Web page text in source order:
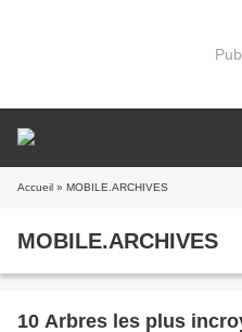
Accueil » MOBILE.ARCHIVES
MOBILE.ARCHIVES
10 Arbres les plus